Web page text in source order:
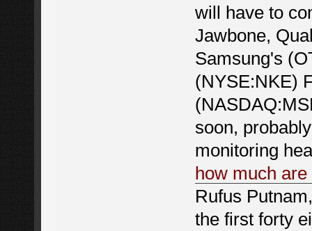
will have to
Jawbone,
Samsung's
(NYSE:NKE)
soon,
monitoring
how much are
Rufus
the first forty